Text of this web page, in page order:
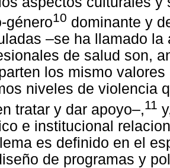
género10 dominante y
–se ha llamado
de salud son,
los mismo
niveles de violencia
tratar y dar apoyo–,11
e institucional
es definido en el
de programas y